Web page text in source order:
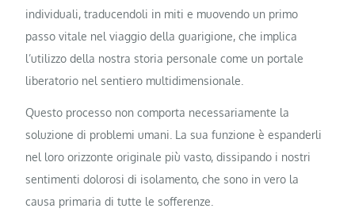
individuali, traducendoli in miti e muovendo un primo
passo vitale nel viaggio della guarigione, che implica
l’utilizzo della nostra storia personale come un portale
liberatorio nel sentiero multidimensionale.
Questo processo non comporta necessariamente la
soluzione di problemi umani. La sua funzione è espanderli
nel loro orizzonte originale più vasto, dissipando i nostri
sentimenti dolorosi di isolamento, che sono in vero la
causa primaria di tutte le sofferenze.